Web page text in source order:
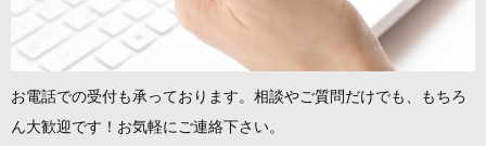
お電話での受付も承っております。相談やご質問だけでも、もちろ
ん大歓迎です！お気軽にご連絡下さい。